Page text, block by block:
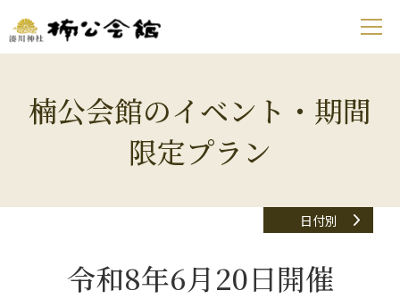
楠公会館のイベント・期間
限定プラン
日付別
令和8年6月20日開催